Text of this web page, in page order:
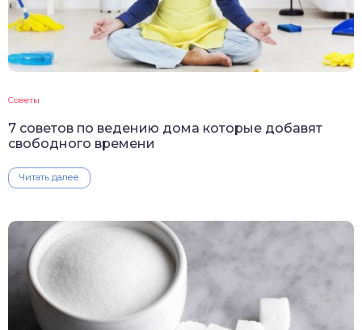
Советы
7 советов по ведению дома которые добавят
свободного времени
Читать далее